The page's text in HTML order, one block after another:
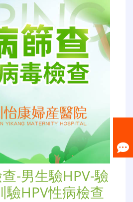
-男生驗HPV-驗
驗HPV性病檢查